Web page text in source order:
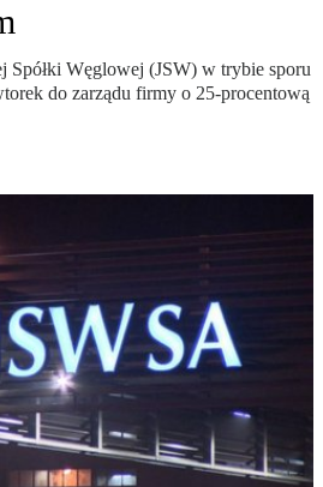
Spółki Węglowej (JSW) w trybie sporu
do zarządu firmy o 25-procentową